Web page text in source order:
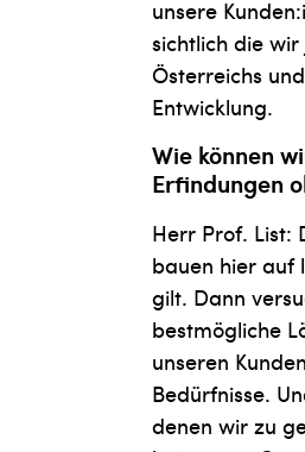
unsere
sichtlich die
Österreichs
Entwicklung.
Wie können
Erfindungen
Herr Prof. List:
bauen hier auf
gilt. Dann
bestmögli­che
unseren
Bedürfnisse.
denen wir zu